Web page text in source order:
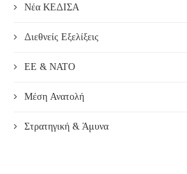
Νέα ΚΕΔΙΣΑ
Διεθνείς Εξελίξεις
ΕΕ & ΝΑΤΟ
Μέση Ανατολή
Στρατηγική & Άμυνα